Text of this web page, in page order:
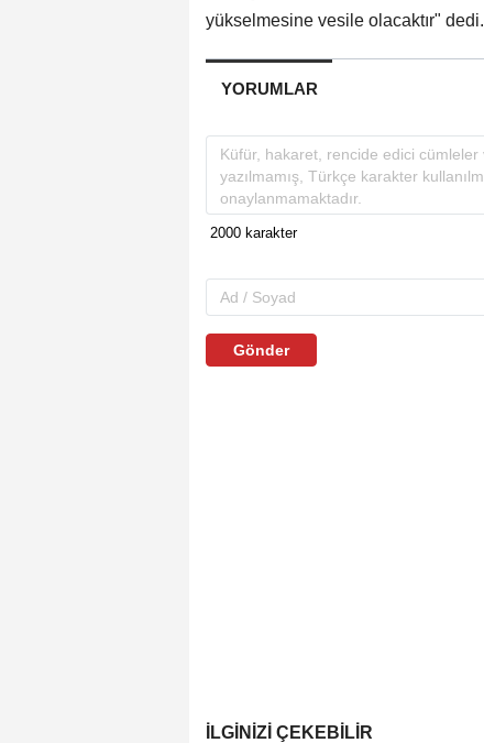
yükselmesine vesile olacaktır" dedi.
YORUMLAR
Gönder
İLGINIZI ÇEKEBILIR